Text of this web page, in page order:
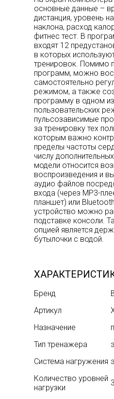
основные данные –
дистанция, уровень
наклона, расход
фитнес тест. В
входят 12
в которых
тренировок. Помимо
программ, можно
самостоятельно
режимом, а также
программу в одном
пользовательских
пульсозависимые
за тренировку тех
которым важно
пределы частоты
числу
модели относится
воспроизведения и
аудио файлов
входа (через MP3-
планшет) или
устройство можно
подставке консоли.
опцией является
бутылочки с водой.
Бренд
Артикул
Назначение
Тип тренажера
Система нагружения
Количество уровней
нагрузки